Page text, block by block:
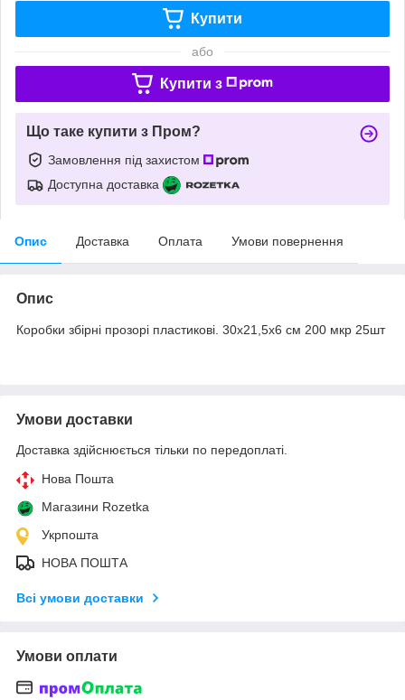
Купити
або
Купити з
Що таке купити з Пром?
Замовлення під захистом
Доступна доставка
Опис Доставка Оплата Умови повернення
Опис
Коробки збірні прозорі пластикові. 30х21,5х6 см 200 мкр 25шт
Умови доставки
Доставка здійснюється тільки по передоплаті.
Нова Пошта
Магазини Rozetka
Укрпошта
НОВА ПОШТА
Всі умови доставки
Умови оплати